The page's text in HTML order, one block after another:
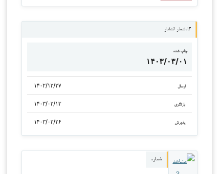
گاه‌شمار انتشار
چاپ شده
۱۴۰۳/۰۳/۰۱
ارسال ۱۴۰۲/۱۲/۲۷
بازنگری ۱۴۰۳/۰۲/۱۳
پذیرش ۱۴۰۳/۰۲/۲۶
شماره